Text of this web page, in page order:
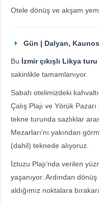
Otele dönüş ve akşam
Gün | Dalyan,
Bu İzmir çıkışlı Likya turu
sakinlikle tamamlanıyor.
Sabah otelimizdeki
Çalış Plajı ve Yörük
tekne turunda sazlıklar
Mezarları’nı yakından
(dahil) teknede alıyoruz.
İztuzu Plajı’nda verilen
yaşanıyor. Ardından
aldığımız noktalara